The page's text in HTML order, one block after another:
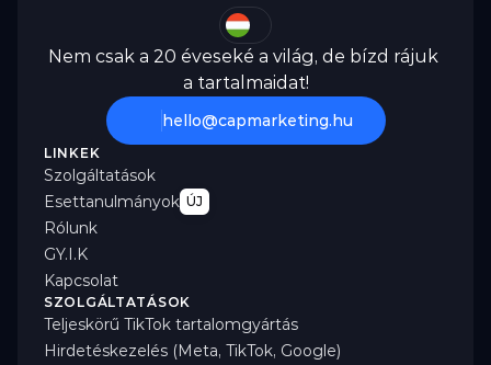
Nem csak a 20 éveseké a világ, de bízd rájuk
a tartalmaidat!
hello@capmarketing.hu
LINKEK
Szolgáltatások
Esettanulmányok ÚJ
Rólunk
GY.I.K
Kapcsolat
SZOLGÁLTATÁSOK
Teljeskörű TikTok tartalomgyártás
Hirdetéskezelés (Meta, TikTok, Google)